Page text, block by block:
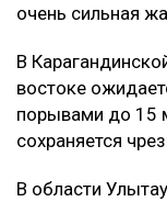
очень сильная
В
востоке
порывами до 15
сохраняется
В области